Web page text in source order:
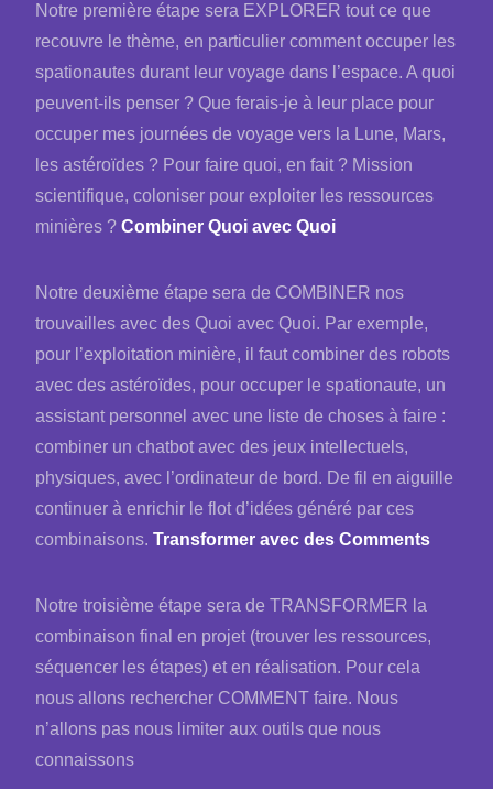
Notre première étape sera EXPLORER tout ce que
recouvre le thème, en particulier comment occuper les
spationautes durant leur voyage dans l’espace. A quoi
peuvent-ils penser ? Que ferais-je à leur place pour
occuper mes journées de voyage vers la Lune, Mars,
les astéroïdes ? Pour faire quoi, en fait ? Mission
scientifique, coloniser pour exploiter les ressources
minières ? Combiner Quoi avec Quoi
Notre deuxième étape sera de COMBINER nos
trouvailles avec des Quoi avec Quoi. Par exemple,
pour l’exploitation minière, il faut combiner des robots
avec des astéroïdes, pour occuper le spationaute, un
assistant personnel avec une liste de choses à faire :
combiner un chatbot avec des jeux intellectuels,
physiques, avec l’ordinateur de bord. De fil en aiguille
continuer à enrichir le flot d’idées généré par ces
combinaisons. Transformer avec des Comments
Notre troisième étape sera de TRANSFORMER la
combinaison final en projet (trouver les ressources,
séquencer les étapes) et en réalisation. Pour cela
nous allons rechercher COMMENT faire. Nous
n’allons pas nous limiter aux outils que nous
connaissons